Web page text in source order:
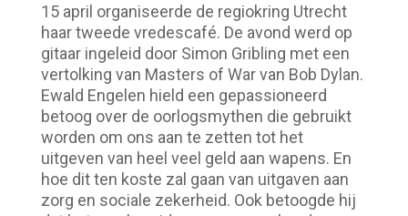
15 april organiseerde de regiokring Utrecht
haar tweede vredescafé. De avond werd op
gitaar ingeleid door Simon Gribling met een
vertolking van Masters of War van Bob Dylan.
Ewald Engelen hield een gepassioneerd
betoog over de oorlogsmythen die gebruikt
worden om ons aan te zetten tot het
uitgeven van heel veel geld aan wapens. En
hoe dit ten koste zal gaan van uitgaven aan
zorg en sociale zekerheid. Ook betoogde hij